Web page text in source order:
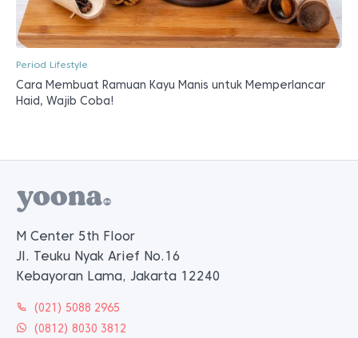
Period Lifestyle
Cara Membuat Ramuan Kayu Manis untuk Memperlancar
Haid, Wajib Coba!
M Center 5th Floor
Jl. Teuku Nyak Arief No.16
Kebayoran Lama, Jakarta 12240
(021) 5088 2965
(0812) 8030 3812